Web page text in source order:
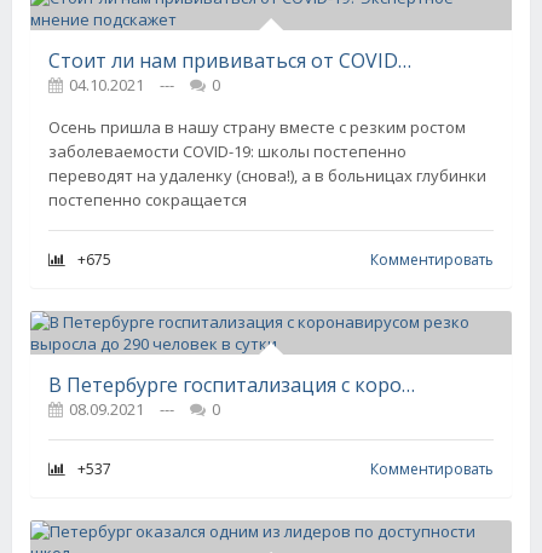
Стоит ли нам прививаться от COVID-19? Экспертное мнение подскажет
04.10.2021 ---
0
Осень пришла в нашу страну вместе с резким ростом
заболеваемости COVID-19: школы постепенно
переводят на удаленку (снова!), а в больницах глубинки
постепенно сокращается
+675 Комментировать
В Петербурге госпитализация с коронавирусом резко выросла до 290 человек в сутки
08.09.2021 --- 0
+537 Комментировать